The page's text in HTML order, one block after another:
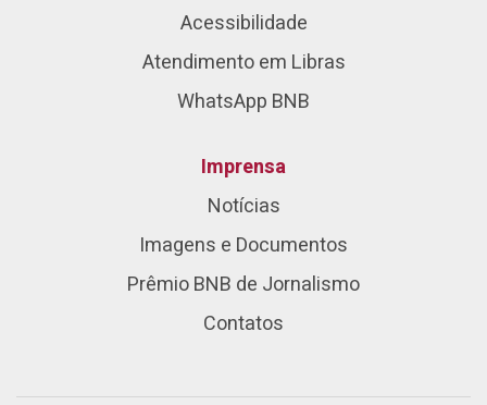
Acessibilidade
Atendimento em Libras
WhatsApp BNB
Imprensa
Notícias
Imagens e Documentos
Prêmio BNB de Jornalismo
Contatos